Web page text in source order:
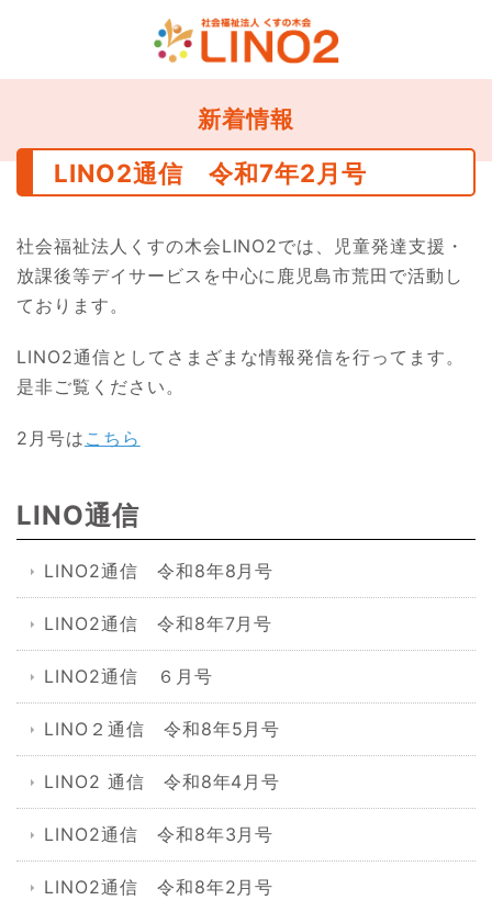
新着情報
LINO2通信 令和7年2月号
社会福祉法人くすの木会LINO2では、児童発達支援・
放課後等デイサービスを中心に鹿児島市荒田で活動し
ております。
LINO2通信としてさまざまな情報発信を行ってます。
是非ご覧ください。
2月号は こちら
LINO通信
LINO2通信 令和8年8月号
LINO2通信 令和8年7月号
LINO2通信 ６月号
LINO２通信 令和8年5月号
LINO2 通信 令和8年4月号
LINO2通信 令和8年3月号
LINO2通信 令和8年2月号